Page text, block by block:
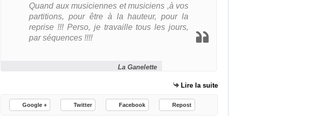
Quand aux musiciennes et musiciens ,à vos
partitions, pour être à la hauteur, pour la
reprise !!! Perso, je travaille tous les jours,
par séquences !!!!
La Ganelette
Lire la suite
Google + Twitter Facebook Repost